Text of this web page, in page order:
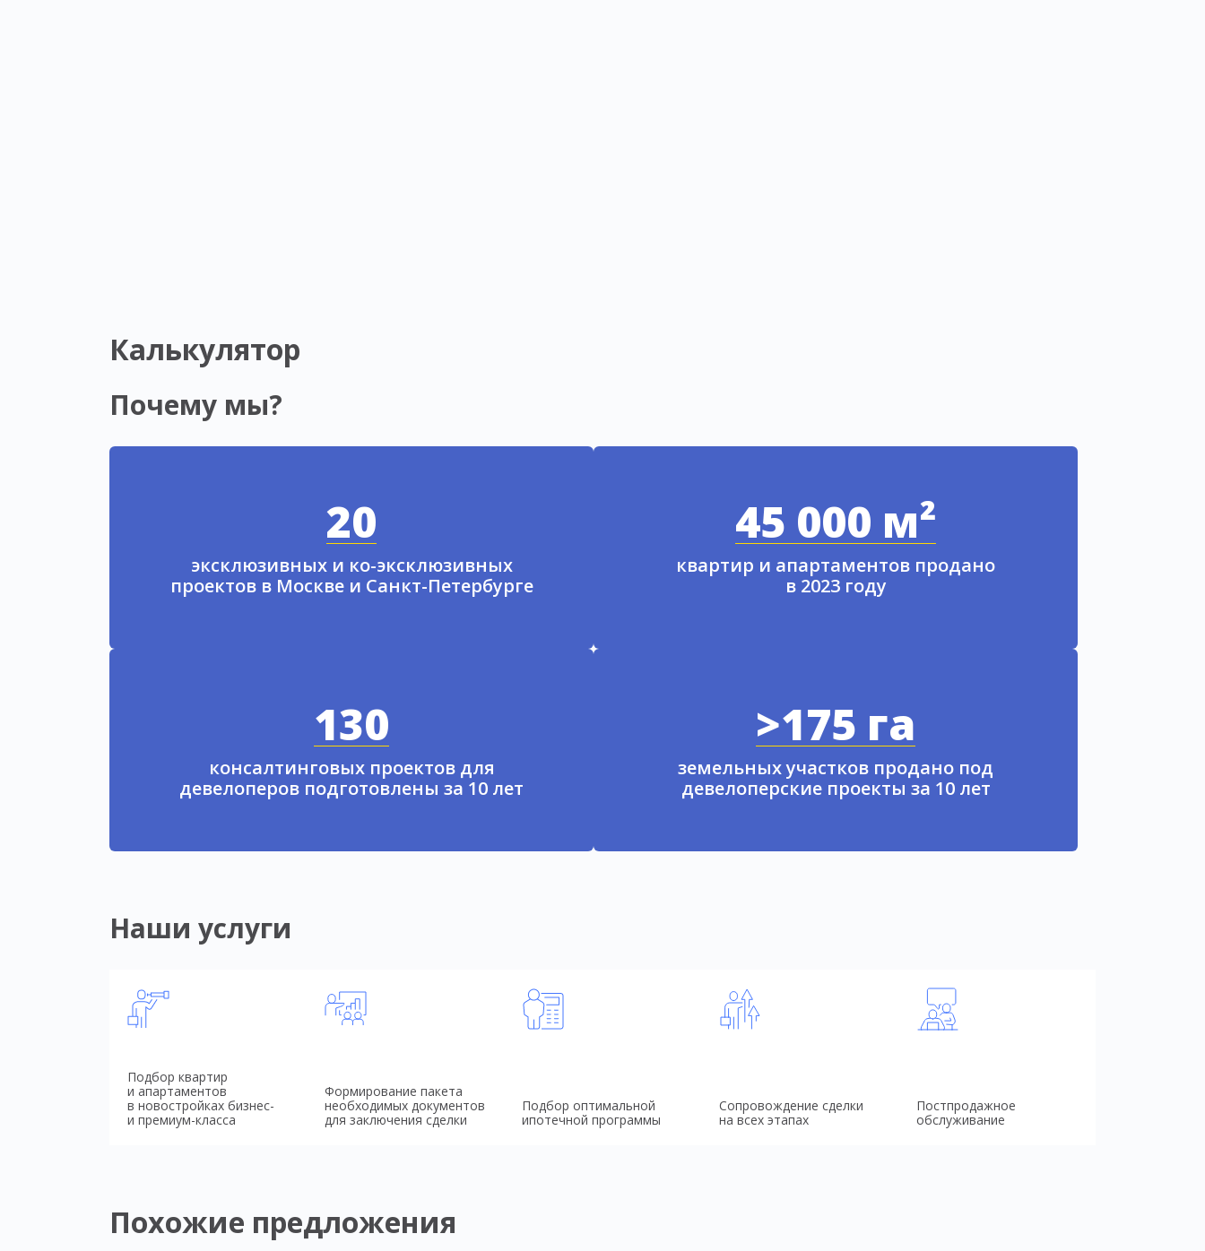
Калькулятор
Почему мы?
20
эксклюзивных и ко-эксклюзивных
проектов в Москве и Санкт-Петербурге
45 000 м²
квартир и апартаментов продано
в 2023 году
130
консалтинговых проектов для
девелоперов подготовлены за 10 лет
>175 га
земельных участков продано под
девелоперские проекты за 10 лет
Наши услуги
Подбор квартир
и апартаментов
в новостройках бизнес-
и премиум-класса
Формирование пакета
необходимых документов
для заключения сделки
Подбор оптимальной
ипотечной программы
Сопровождение сделки
на всех этапах
Постпродажное
обслуживание
Похожие предложения